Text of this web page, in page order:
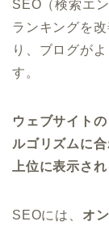
SEO（検索エ
ランキングを
り、ブログが
す。
ウェブサイト
ルゴリズムに
上位に表示さ
SEOには、 オ